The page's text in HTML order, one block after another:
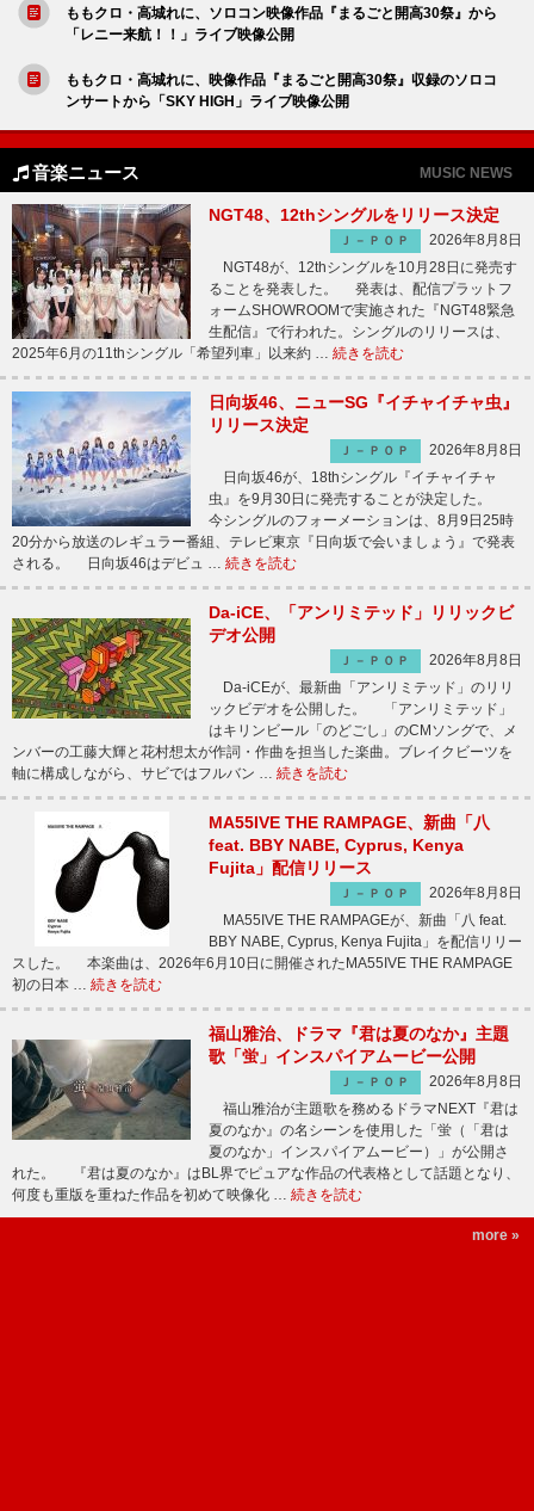
ももクロ・高城れに、ソロコン映像作品『まるごと開高30祭』から
「レニー来航！！」ライブ映像公開
ももクロ・高城れに、映像作品『まるごと開高30祭』収録のソロコ
ンサートから「SKY HIGH」ライブ映像公開
音楽ニュース MUSIC NEWS
NGT48、12thシングルをリリース決定
Ｊ－ＰＯＰ
2026年8月8日
NGT48が、12thシングルを10月28日に発売す
ることを発表した。 発表は、配信プラットフ
ォームSHOWROOMで実施された『NGT48緊急
生配信』で行われた。シングルのリリースは、
2025年6月の11thシングル「希望列車」以来約 … 続きを読む
日向坂46、ニューSG『イチャイチャ虫』
リリース決定
Ｊ－ＰＯＰ
2026年8月8日
日向坂46が、18thシングル『イチャイチャ
虫』を9月30日に発売することが決定した。
今シングルのフォーメーションは、8月9日25時
20分から放送のレギュラー番組、テレビ東京『日向坂で会いましょう』で発表
される。 日向坂46はデビュ … 続きを読む
Da-iCE、「アンリミテッド」リリックビ
デオ公開
Ｊ－ＰＯＰ
2026年8月8日
Da-iCEが、最新曲「アンリミテッド」のリリ
ックビデオを公開した。 「アンリミテッド」
はキリンビール「のどごし」のCMソングで、メ
ンバーの工藤大輝と花村想太が作詞・作曲を担当した楽曲。ブレイクビーツを
軸に構成しながら、サビではフルバン … 続きを読む
MA55IVE THE RAMPAGE、新曲「八
feat. BBY NABE, Cyprus, Kenya
Fujita」配信リリース
Ｊ－ＰＯＰ
2026年8月8日
MA55IVE THE RAMPAGEが、新曲「八 feat.
BBY NABE, Cyprus, Kenya Fujita」を配信リリー
スした。 本楽曲は、2026年6月10日に開催されたMA55IVE THE RAMPAGE
初の日本 … 続きを読む
福山雅治、ドラマ『君は夏のなか』主題
歌「蛍」インスパイアムービー公開
Ｊ－ＰＯＰ
2026年8月8日
福山雅治が主題歌を務めるドラマNEXT『君は
夏のなか』の名シーンを使用した「蛍（「君は
夏のなか」インスパイアムービー）」が公開さ
れた。 『君は夏のなか』はBL界でピュアな作品の代表格として話題となり、
何度も重版を重ねた作品を初めて映像化 … 続きを読む
more »